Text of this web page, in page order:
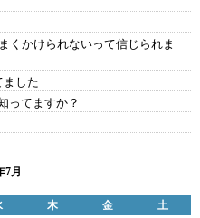
くかけられないって信じられま
ました
ってますか？
7月
木 金
土